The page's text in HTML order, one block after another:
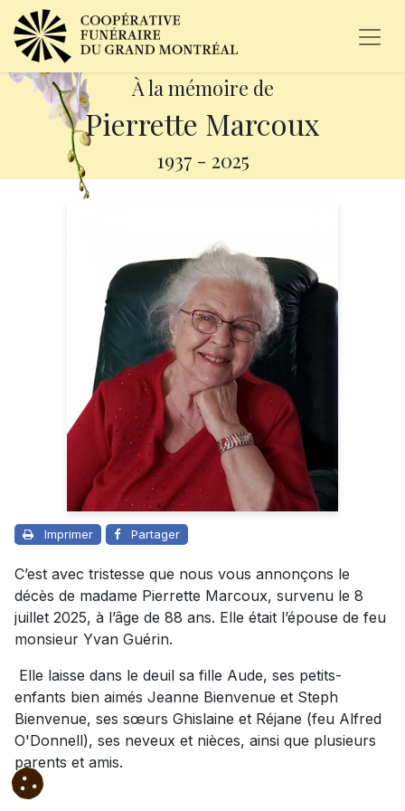
À la mémoire de
Pierrette Marcoux
1937 - 2025
Imprimer Partager
C’est avec tristesse que nous vous annonçons le
décès de madame Pierrette Marcoux, survenu le 8
juillet 2025, à l’âge de 88 ans. Elle était l’épouse de feu
monsieur Yvan Guérin.
Elle laisse dans le deuil sa fille Aude, ses petits-
enfants bien aimés Jeanne Bienvenue et Steph
Bienvenue, ses sœurs Ghislaine et Réjane (feu Alfred
O'Donnell), ses neveux et nièces, ainsi que plusieurs
parents et amis.